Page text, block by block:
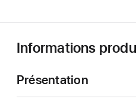
Informations
Présentation